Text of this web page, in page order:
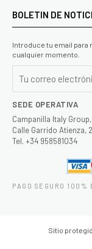
BOLETIN DE
Introduce tu email para
cualquier momento.
SEDE OPERATIVA
Campanilla Italy Group,
Calle Garrido Atienza,
Tel. +34 958581034
PAGO SEGURO 100%
Sitio